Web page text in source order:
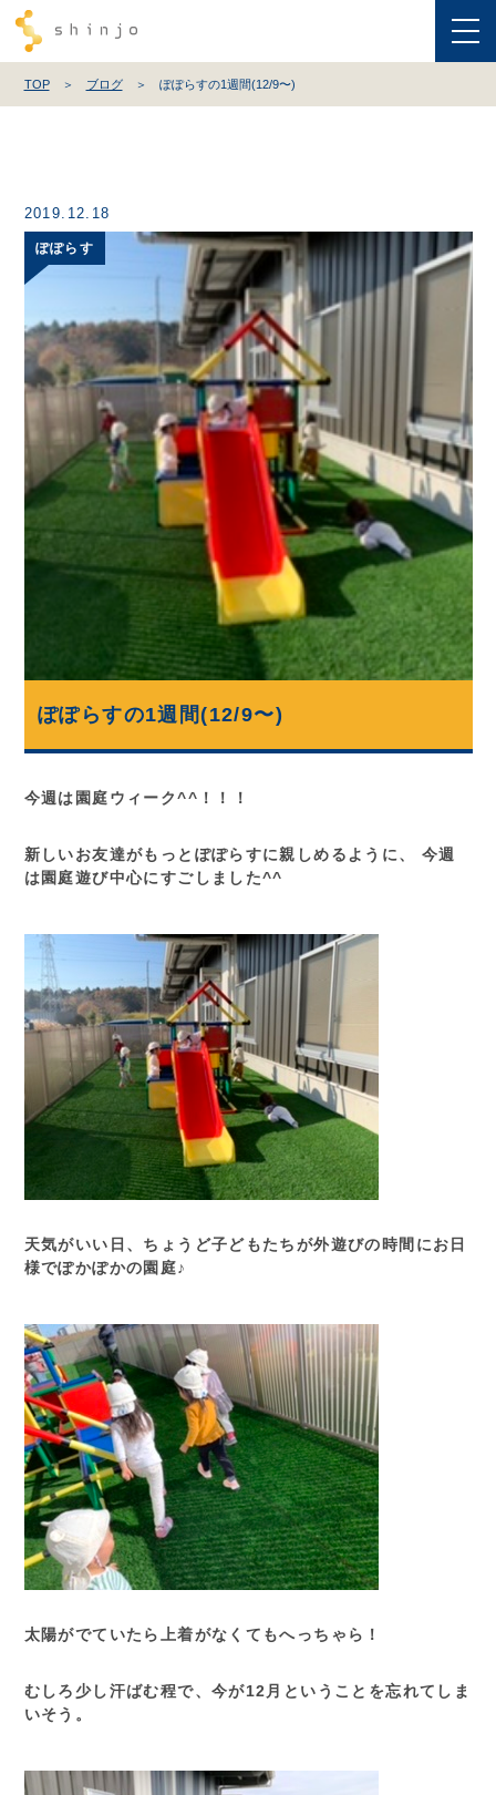
TOP ブログ ぽぽらすの1週間(12/9〜)
2019.12.18
ぽぽらす
ぽぽらすの1週間(12/9〜)
今週は園庭ウィーク^^！！！
新しいお友達がもっとぽぽらすに親しめるように、 今週
は園庭遊び中心にすごしました^^
天気がいい日、ちょうど子どもたちが外遊びの時間にお日
様でぽかぽかの園庭♪
太陽がでていたら上着がなくてもへっちゃら！
むしろ少し汗ばむ程で、今が12月ということを忘れてしま
いそう。